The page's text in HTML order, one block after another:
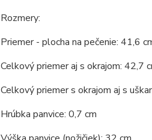
Rozmery:
Priemer - plocha na pečenie: 41,6
Celkový priemer aj s okrajom: 42,7
Celkový priemer s okrajom aj s
Hrúbka panvice: 0,7 cm